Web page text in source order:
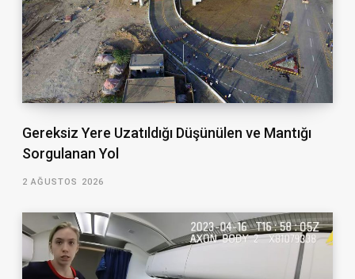
Gereksiz Yere Uzatıldığı Düşünülen ve Mantığı
Sorgulanan Yol
2 AĞUSTOS 2026